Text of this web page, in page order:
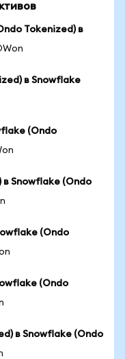
Tokenized) в
в Snowflake
(Ondo
Snowflake (Ondo
(Ondo
(Ondo
в Snowflake (Ondo